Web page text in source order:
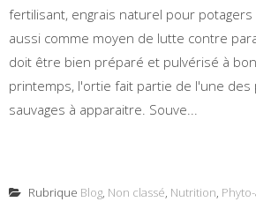
fertilisant, engrais naturel pour
aussi comme moyen de lutte contre
doit être bien préparé et pulvérisé à
printemps, l'ortie fait partie de l'une
sauvages à apparaitre. Souve...
Rubrique Blog, Non classé, Nutrition,